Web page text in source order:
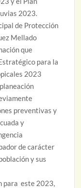
2023.
de Protección
Mellado
que
para la
2023
preventivas y
y
de carácter
y sus
para este 2023,